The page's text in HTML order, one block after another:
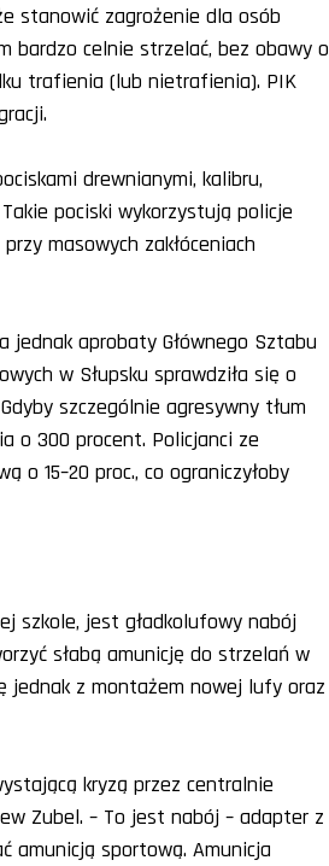
stanowić zagrożenie dla osób
bardzo celnie strzelać, bez obawy o
trafienia (lub nietrafienia). PIK
drewnianymi, kalibru,
pociski wykorzystują policje
masowych zakłóceniach
jednak aprobaty Głównego Sztabu
w Słupsku sprawdziła się o
szczególnie agresywny tłum
o 300 procent. Policjanci ze
o 15–20 proc., co ograniczyłoby
szkole, jest gładkolufowy nabój
słabą amunicję do strzelań w
jednak z montażem nowej lufy oraz
kryzą przez centralnie
Zubel. – To jest nabój – adapter z
amunicją sportową. Amunicja